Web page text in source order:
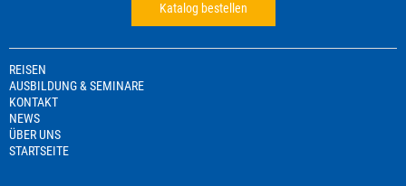
Katalog bestellen
REISEN
AUSBILDUNG & SEMINARE
KONTAKT
NEWS
ÜBER UNS
STARTSEITE